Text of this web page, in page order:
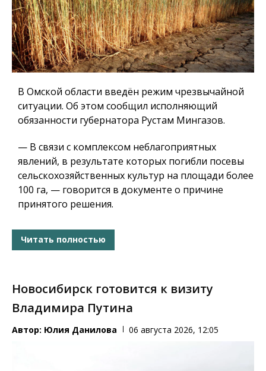
В Омской области введён режим чрезвычайной
ситуации. Об этом сообщил исполняющий
обязанности губернатора Рустам Мингазов.
— В связи с комплексом неблагоприятных
явлений, в результате которых погибли посевы
сельскохозяйственных культур на площади более
100 га, — говорится в документе о причине
принятого решения.
Читать полностью
Новосибирск готовится к визиту
Владимира Путина
Автор: Юлия Данилова 06 августа 2026, 12:05